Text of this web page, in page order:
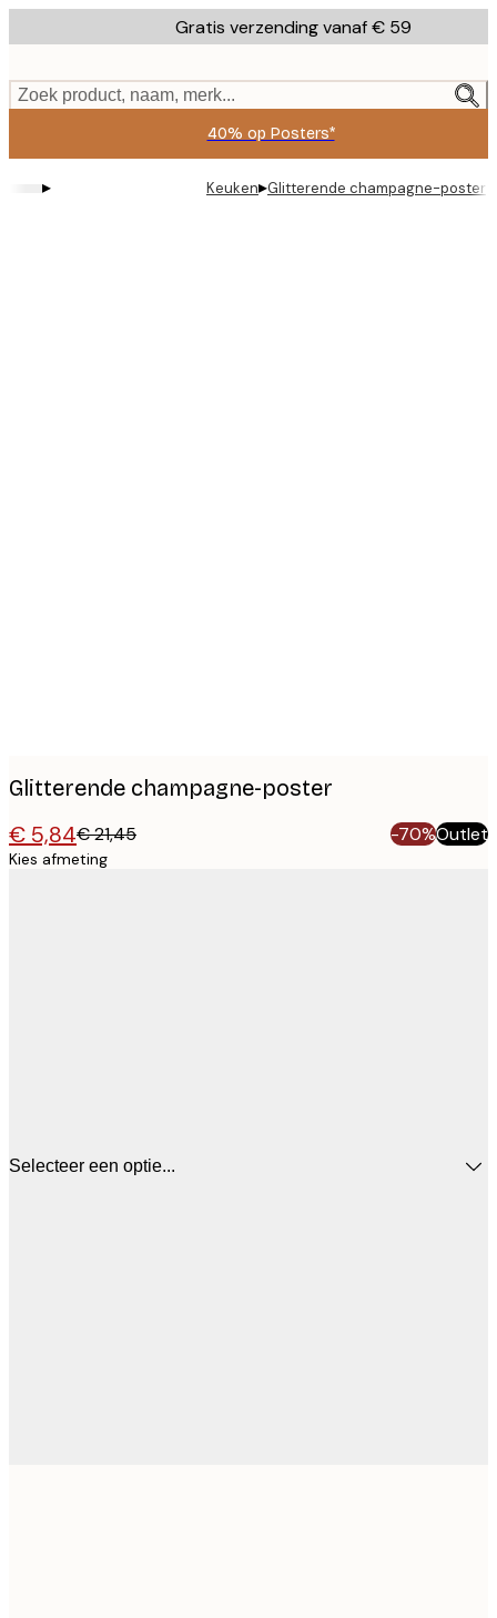
to
content.
Gratis verzending vanaf € 59
Zoek product, naam, merk...
40% op Posters*
▸ Keuken▸Glitterende champagne-poster
Glitterende champagne-poster
€ 5,84€ 21,45 -70%Outlet
Kies afmeting
Selecteer een optie...